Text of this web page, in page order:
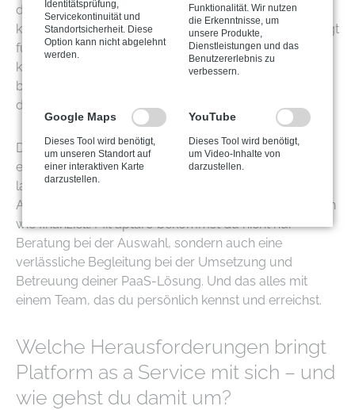
deiner Seite, das dir die Komplexität abnimmt. aptaro
kennt sich mit der Integration dieser Systeme aus, sorgt
für die Absicherung deiner Anwendungen und
kümmert sich auch um die Verbindung zu deinen
bestehenden Systemen, egal ob on-premises oder in
der Cloud.
Das ist besonders dann entscheidend, wenn du nicht
einfach nur ein Projekt umsetzen willst, sondern
langfristig planen möchtest. Denn ein falsch gewählter
Anbieter kann dich später in die Enge treiben, technisch
wie finanziell. Mit aptaro bekommst du nicht nur
Beratung bei der Auswahl, sondern auch eine
verlässliche Begleitung bei der Umsetzung und
Betreuung deiner PaaS-Lösung. Und das alles mit
einem Team, das du persönlich kennst und erreichst.
Welche Herausforderungen bringt
Platform as a Service mit sich – und
wie gehst du damit um?
Identitätsprüfung,
Servicekontinuität und
Standortsicherheit. Diese
Option kann nicht abgelehnt
werden.
Funktionalität. Wir nutzen
die Erkenntnisse, um
unsere Produkte,
Dienstleistungen und das
Benutzererlebnis zu
verbessern.
Google Maps
Dieses Tool wird benötigt,
um unseren Standort auf
einer interaktiven Karte
darzustellen.
YouTube
Dieses Tool wird benötigt,
um Video-Inhalte von
darzustellen.